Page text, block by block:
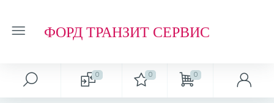
ФОРД ТРАНЗИТ СЕРВИС
0 0 0